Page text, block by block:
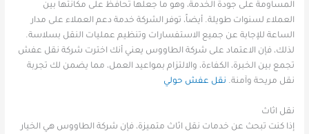
المساومة على جودة الخدمة، وهو ما جعلها تحافظ على مكانتها بين
العملاء لسنوات طويلة. أيضاً، توفر الشركة خدمة دعم العملاء على مدار
الساعة للإجابة عن جميع الاستفسارات وتنظيم عمليات النقل بسلاسة.
لذلك، فإن الاعتماد على شركة الطاووس يعني أنك اخترت شركة نقل عفش
تجمع بين الخبرة، الكفاءة، والالتزام بمواعيد العمل، مما يضمن لك تجربة
نقل مريحة وآمنة. نقل عفش حولي
نقل اثاث
إذا كنت تبحث عن خدمات نقل اثاث متميزة، فإن شركة الطاووس هي الخيار